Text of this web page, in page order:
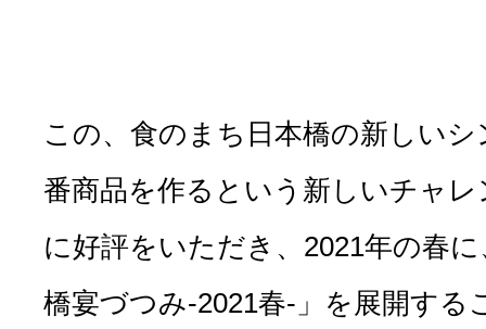
この、食のまち日本橋の新しい
番商品を作るという新しいチャ
に好評をいただき、2021年の春
橋宴づつみ-2021春-」を展開する